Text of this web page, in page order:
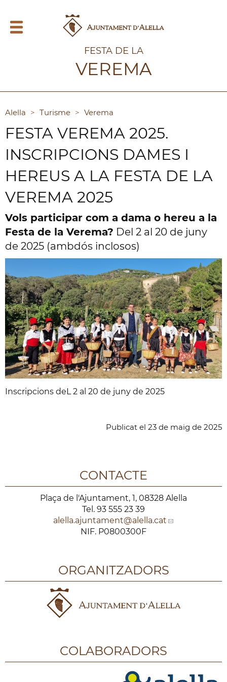
FESTA DE LA
VEREMA
Alella > Turisme > Verema
FESTA VEREMA 2025.
INSCRIPCIONS DAMES I
HEREUS A LA FESTA DE LA
VEREMA 2025
Vols participar com a dama o hereu a la
Festa de la Verema? Del 2 al 20 de juny
de 2025 (ambdós inclosos)
Inscripcions deL 2 al 20 de juny de 2025
Publicat el 23 de maig de 2025
CONTACTE
Plaça de l'Ajuntament, 1, 08328 Alella
Tel. 93 555 23 39
alella.ajuntament@alella.cat
NIF. P0800300F
ORGANITZADORS
COLABORADORS